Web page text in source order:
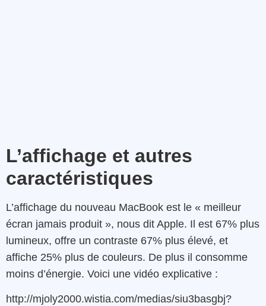
L’affichage et autres
caractéristiques
L’affichage du nouveau MacBook est le « meilleur
écran jamais produit », nous dit Apple. Il est 67% plus
lumineux, offre un contraste 67% plus élevé, et
affiche 25% plus de couleurs. De plus il consomme
moins d’énergie. Voici une vidéo explicative :
http://mjoly2000.wistia.com/medias/siu3basgbj?